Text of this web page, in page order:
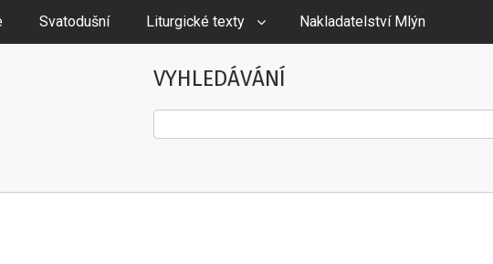
Svatodušní Liturgické texty Nakladatelství Mlýn
VYHLEDÁVÁNÍ